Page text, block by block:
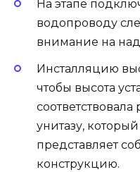
На этапе
водопроводу
внимание на
Инсталляцию
чтобы высота
унитазу,
представляет
конструкцию.